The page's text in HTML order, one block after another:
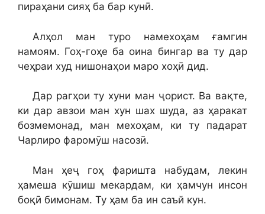
пираҳани сияҳ ба бар кунӣ.
Алҳол ман туро намехоҳам ғамгин
намоям. Гоҳ-гоҳе ба оина бингар ва ту дар
чеҳраи худ нишонаҳои маро хоҳӣ дид.
Дар рагҳои ту хуни ман ҷорист. Ва вақте,
ки дар авзои ман хун шах шуда, аз ҳаракат
бозмемонад, ман мехоҳам, ки ту падарат
Чарлиро фаромӯш насозӣ.
Ман ҳеҷ гоҳ фаришта набудам, лекин
ҳамеша кӯшиш мекардам, ки ҳамчун инсон
боқӣ бимонам. Ту ҳам ба ин саъй кун.